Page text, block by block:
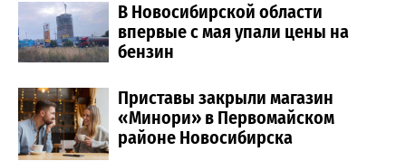
В Новосибирской области
впервые с мая упали цены на
бензин
Приставы закрыли магазин
«Минори» в Первомайском
районе Новосибирска